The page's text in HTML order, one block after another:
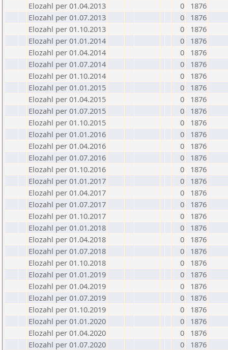
Elozahl per 01.04.2013
0
1876
Elozahl per 01.07.2013
0
1876
Elozahl per 01.10.2013
0
1876
Elozahl per 01.01.2014
0
1876
Elozahl per 01.04.2014
0
1876
Elozahl per 01.07.2014
0
1876
Elozahl per 01.10.2014
0
1876
Elozahl per 01.01.2015
0
1876
Elozahl per 01.04.2015
0
1876
Elozahl per 01.07.2015
0
1876
Elozahl per 01.10.2015
0
1876
Elozahl per 01.01.2016
0
1876
Elozahl per 01.04.2016
0
1876
Elozahl per 01.07.2016
0
1876
Elozahl per 01.10.2016
0
1876
Elozahl per 01.01.2017
0
1876
Elozahl per 01.04.2017
0
1876
Elozahl per 01.07.2017
0
1876
Elozahl per 01.10.2017
0
1876
Elozahl per 01.01.2018
0
1876
Elozahl per 01.04.2018
0
1876
Elozahl per 01.07.2018
0
1876
Elozahl per 01.10.2018
0
1876
Elozahl per 01.01.2019
0
1876
Elozahl per 01.04.2019
0
1876
Elozahl per 01.07.2019
0
1876
Elozahl per 01.10.2019
0
1876
Elozahl per 01.01.2020
0
1876
Elozahl per 01.04.2020
0
1876
Elozahl per 01.07.2020
0
1876